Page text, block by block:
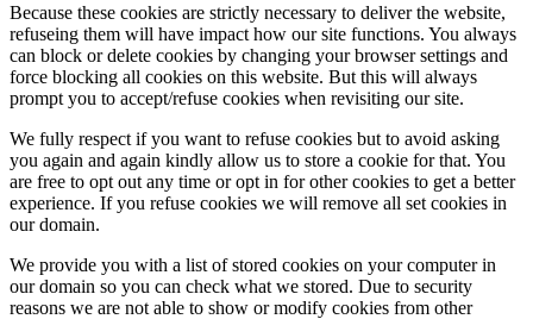
Because these cookies are strictly necessary to deliver the website,
refuseing them will have impact how our site functions. You always
can block or delete cookies by changing your browser settings and
force blocking all cookies on this website. But this will always
prompt you to accept/refuse cookies when revisiting our site.
We fully respect if you want to refuse cookies but to avoid asking
you again and again kindly allow us to store a cookie for that. You
are free to opt out any time or opt in for other cookies to get a better
experience. If you refuse cookies we will remove all set cookies in
our domain.
We provide you with a list of stored cookies on your computer in
our domain so you can check what we stored. Due to security
reasons we are not able to show or modify cookies from other